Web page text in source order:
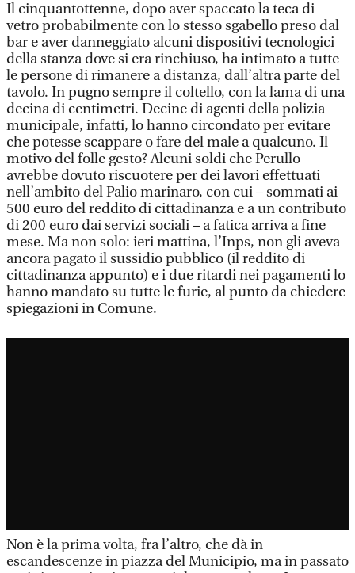
Il cinquantottenne, dopo aver spaccato la teca di
vetro probabilmente con lo stesso sgabello preso dal
bar e aver danneggiato alcuni dispositivi tecnologici
della stanza dove si era rinchiuso, ha intimato a tutte
le persone di rimanere a distanza, dall’altra parte del
tavolo. In pugno sempre il coltello, con la lama di una
decina di centimetri. Decine di agenti della polizia
municipale, infatti, lo hanno circondato per evitare
che potesse scappare o fare del male a qualcuno. Il
motivo del folle gesto? Alcuni soldi che Perullo
avrebbe dovuto riscuotere per dei lavori effettuati
nell’ambito del Palio marinaro, con cui – sommati ai
500 euro del reddito di cittadinanza e a un contributo
di 200 euro dai servizi sociali – a fatica arriva a fine
mese. Ma non solo: ieri mattina, l’Inps, non gli aveva
ancora pagato il sussidio pubblico (il reddito di
cittadinanza appunto) e i due ritardi nei pagamenti lo
hanno mandato su tutte le furie, al punto da chiedere
spiegazioni in Comune.
Non è la prima volta, fra l’altro, che dà in
escandescenze in piazza del Municipio, ma in passato